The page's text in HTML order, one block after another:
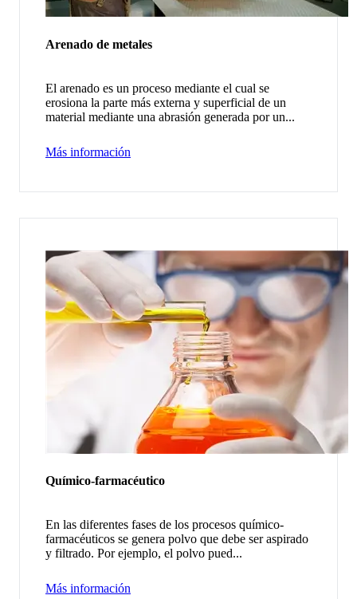
Arenado de metales
El arenado es un proceso mediante el cual se
erosiona la parte más externa y superficial de un
material mediante una abrasión generada por un...
Más información
Químico-farmacéutico
En las diferentes fases de los procesos químico-
farmacéuticos se genera polvo que debe ser aspirado
y filtrado. Por ejemplo, el polvo pued...
Más información